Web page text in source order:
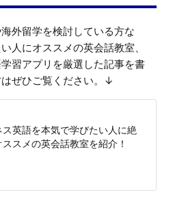
外留学を検討している方な
人にオススメの英会話教室、
習アプリを厳選した記事を書
ぜひご覧ください。↓
ス英語を本気で学びたい人に絶
スメの英会話教室を紹介！